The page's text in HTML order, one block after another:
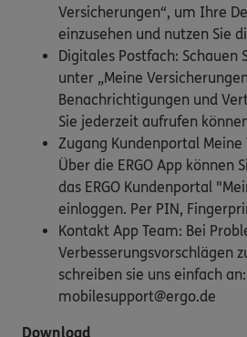
Versicherungen“, um Ihre
einzusehen und nutzen Sie
Digitales Postfach: Schauen
unter „Meine
Benachrichtigungen und
Sie jederzeit aufrufen
Zugang Kundenportal Meine
Über die ERGO App können
das ERGO Kundenportal
einloggen. Per PIN,
Kontakt App Team: Bei
Verbesserungsvorschlägen
schreiben sie uns einfach an:
mobilesupport@ergo.de
Download